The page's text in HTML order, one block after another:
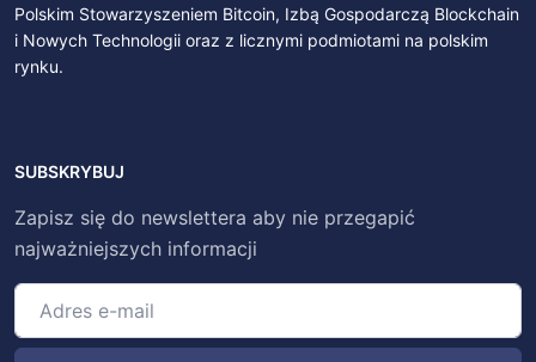
Polskim Stowarzyszeniem Bitcoin, Izbą Gospodarczą Blockchain
i Nowych Technologii oraz z licznymi podmiotami na polskim
rynku.
SUBSKRYBUJ
Zapisz się do newslettera aby nie przegapić
najważniejszych informacji